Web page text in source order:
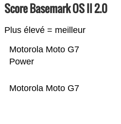
Score Basemark OS II 2.0
Plus élevé = meilleur
Motorola Moto G7
Motorola Moto G7
Power